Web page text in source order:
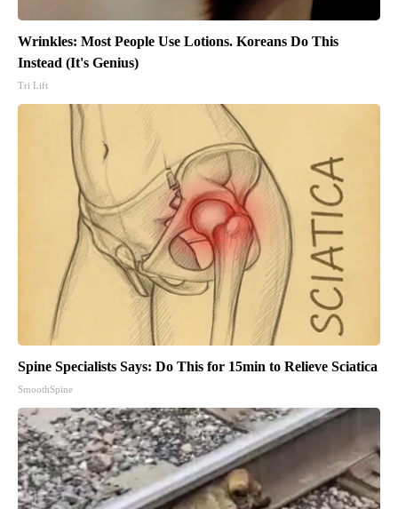
Wrinkles: Most People Use Lotions. Koreans Do This
Instead (It's Genius)
Tri Lift
Spine Specialists Says: Do This for 15min to Relieve Sciatica
SmoothSpine